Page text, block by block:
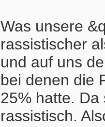
Was unsere
rassistischer
und auf uns
bei denen die
25% hatte.
rassistisch.